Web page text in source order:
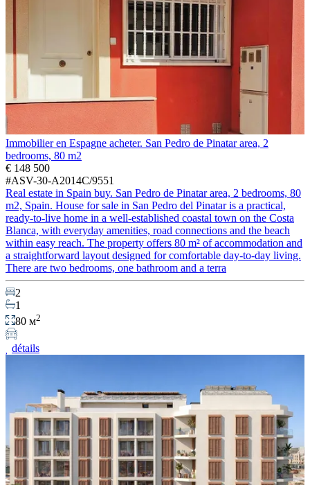
Immobilier en Espagne acheter. San Pedro de Pinatar area, 2
bedrooms, 80 m2
€ 148 500
#ASV-30-A2014C/9551
Real estate in Spain buy. San Pedro de Pinatar area, 2 bedrooms, 80
m2, Spain. House for sale in San Pedro del Pinatar is a practical,
ready-to-live home in a well-established coastal town on the Costa
Blanca, with everyday amenities, road connections and the beach
within easy reach. The property offers 80 m² of accommodation and
a straightforward layout designed for comfortable day-to-day living.
There are two bedrooms, one bathroom and a terra
2
1
80 м2
détails